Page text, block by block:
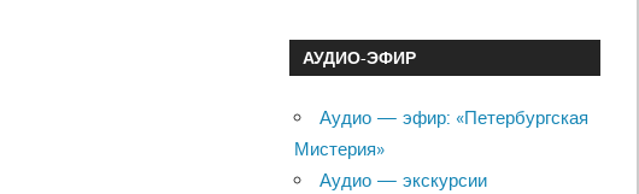
АУДИО-ЭФИР
Аудио — эфир: «Петербургская
Мистерия»
Аудио — экскурсии